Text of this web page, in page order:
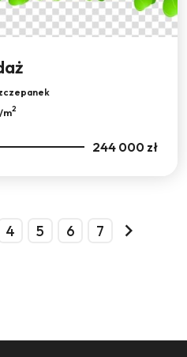
m2
244 000 zł
4 5 6 7
next